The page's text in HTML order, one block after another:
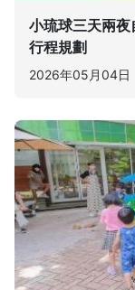
小琉球三天兩
行程規劃
2026年05月04日